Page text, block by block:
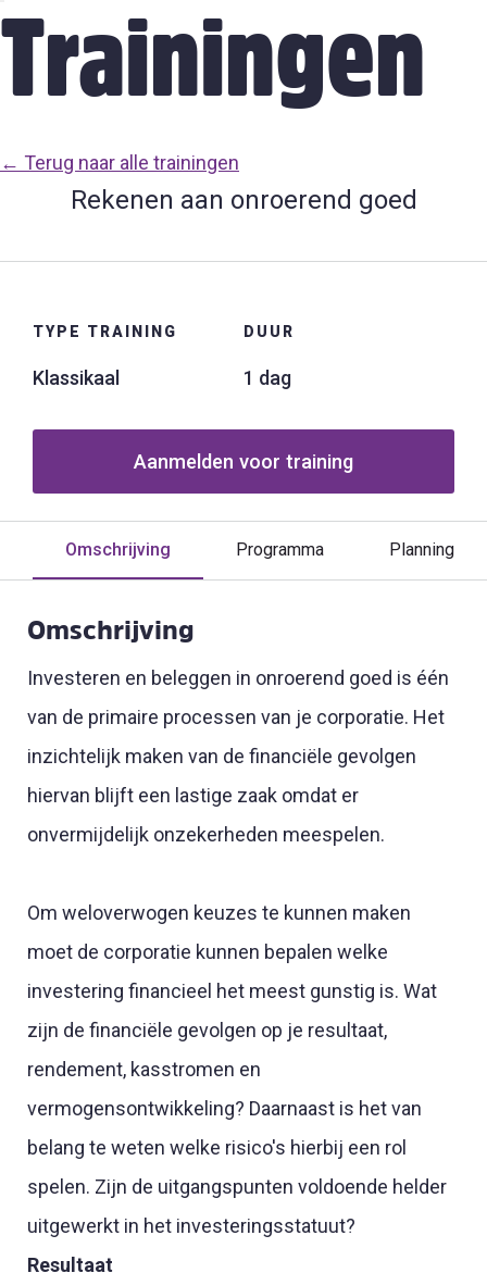
Trainingen
← Terug naar alle trainingen
Rekenen aan onroerend goed
TYPE TRAINING
Klassikaal
DUUR
1 dag
Aanmelden voor training
Omschrijving Programma Planning
Omschrijving
Investeren en beleggen in onroerend goed is één
van de primaire processen van je corporatie. Het
inzichtelijk maken van de financiële gevolgen
hiervan blijft een lastige zaak omdat er
onvermijdelijk onzekerheden meespelen.
Om weloverwogen keuzes te kunnen maken
moet de corporatie kunnen bepalen welke
investering financieel het meest gunstig is. Wat
zijn de financiële gevolgen op je resultaat,
rendement, kasstromen en
vermogensontwikkeling? Daarnaast is het van
belang te weten welke risico's hierbij een rol
spelen. Zijn de uitgangspunten voldoende helder
uitgewerkt in het investeringsstatuut?
Resultaat